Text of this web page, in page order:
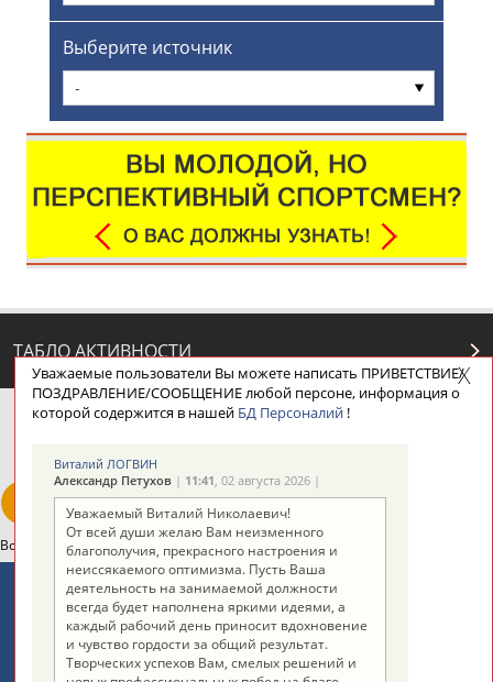
Выберите источник
-
ТАБЛО АКТИВНОСТИ
ЦЕЛИ ПРОЕКТА НАШИ КНОПКИ
Вопросы сотрудничества и совместной деятельности
Стадион, 1998-2026
Адресов в новостной рассылке: 996
Подпишись
Уважаемые пользователи Вы можете написать ПРИВЕТСТВИЕ/
ПОЗДРАВЛЕНИЕ/СООБЩЕНИЕ любой персоне, информация о
которой содержится в нашей БД Персоналий!
Виталий ЛОГВИН
Александр Петухов| 11:41, 02 августа 2026 |
Уважаемый Виталий Николаевич!
От всей души желаю Вам неизменного
благополучия, прекрасного настроения и
неиссякаемого оптимизма. Пусть Ваша
деятельность на занимаемой должности
всегда будет наполнена яркими идеями, а
каждый рабочий день приносит вдохновение
и чувство гордости за общий результат.
Творческих успехов Вам, смелых решений и